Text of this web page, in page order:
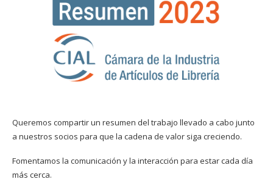
Queremos compartir un resumen del trabajo llevado a cabo junto
a nuestros socios para que la cadena de valor siga creciendo.
Fomentamos la comunicación y la interacción para estar cada día
más cerca.